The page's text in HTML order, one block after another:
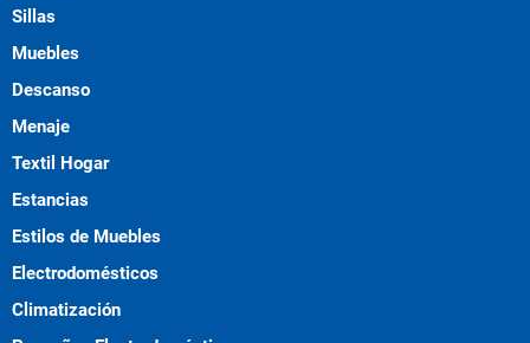
Sillas
Muebles
Descanso
Menaje
Textil Hogar
Estancias
Estilos de Muebles
Electrodomésticos
Climatización